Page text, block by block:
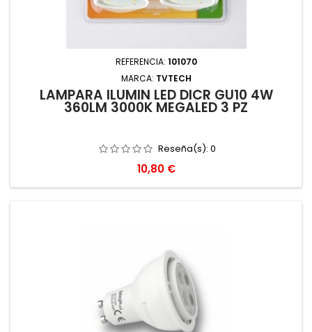
REFERENCIA: 101070
MARCA: TVTECH
LAMPARA ILUMIN LED DICR GU10 4W
360LM 3000K MEGALED 3 PZ
Reseña(s): 0
Precio
10,80 €